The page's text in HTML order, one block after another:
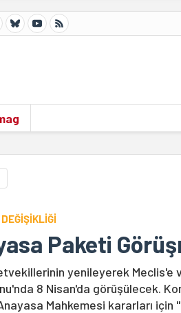
Paketi
yenileyerek
8 Nisan'da görüşülecek.
Mahkemesi kararları için